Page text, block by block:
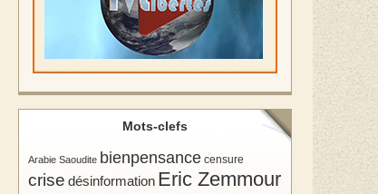
Mots-clefs
Arabie Saoudite bienpensance censure
crise désinformation Eric Zemmour